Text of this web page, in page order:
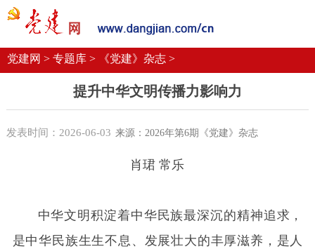
党建要闻
机关党建
校园党建 企业党建
党建网 > 专题库 > 《党建》杂志 >
提升中华文明传播力影响力
发表时间：2026-06-03 来源：2026年第6期《党建》杂志
肖珺 常乐
中华文明积淀着中华民族最深沉的精神追求，
是中华民族生生不息、发展壮大的丰厚滋养，是人